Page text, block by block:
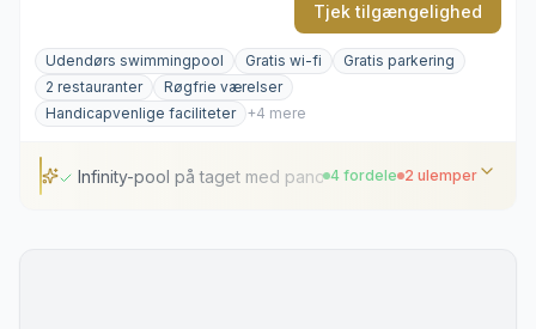
Tjek tilgængelighed
Udendørs swimmingpool Gratis wi-fi
Gratis parkering
2 restauranter
Røgfrie værelser
Handicapvenlige faciliteter
+4 mere
Infinity-pool på taget med panoramaudsigt
4 fordele 2 ulemper